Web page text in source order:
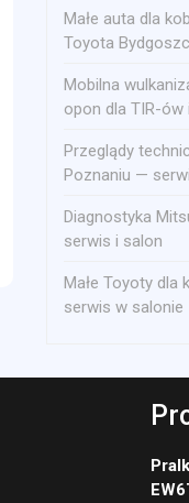
Małe auta dla
Toyota
Mobilna
opon dla TIR-
Przeglądy
Poznaniu —
Diagnostyka
serwis i salon
Małe Toyoty dla
serwis w salonie